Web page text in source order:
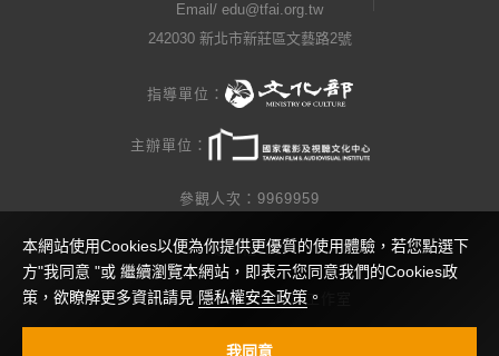
Email/ edu@tfai.org.tw
242030 新北市新莊區文藝路2號
指導單位：
主辦單位：
參觀人次：9969959
隱私權公告
網站製作 / 瓜口瓜設計工作室
視覺設計 / 查理小姐工作室
本網站使用Cookies以便為你提供更優質的使用體驗，若您點選下
方"我同意 "或 繼續瀏覽本網站，即表示您同意我們的Cookies政
策，欲瞭解更多資訊請見 隱私權安全政策 。
我同意